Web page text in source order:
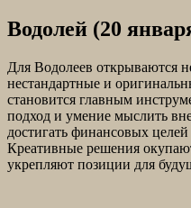
Водолей (20
Для Водолеев открываются
нестандартные и
становится главным
подход и умение мыслить
достигать финансовых
Креативные решения
укрепляют позиции для